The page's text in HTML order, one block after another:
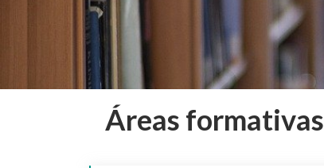
Áreas formativas